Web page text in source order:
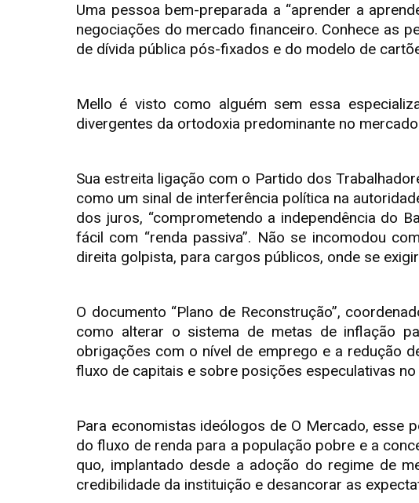
Uma pessoa bem-preparada a “aprender a
negociações do mercado financeiro. Conhece as
de dívida pública pós-fixados e do modelo de
Mello é visto como alguém sem essa
divergentes da ortodoxia predominante no
Sua estreita ligação com o Partido dos
como um sinal de interferência política na
dos juros, “comprometendo a independência do
fácil com “renda passiva”. Não se incomodou
direita golpista, para cargos públicos, onde se
O documento “Plano de Reconstrução”,
como alterar o sistema de metas de inflação
obrigações com o nível de emprego e a redução
fluxo de capitais e sobre posições especulativas
Para economistas ideólogos de O Mercado, esse
do fluxo de renda para a população pobre e a
quo, implantado desde a adoção do regime de
credibilidade da instituição e desancorar as